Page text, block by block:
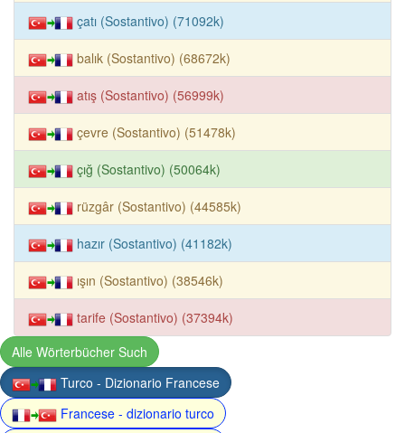
çatı (Sostantivo) (71092k)
balık (Sostantivo) (68672k)
atış (Sostantivo) (56999k)
çevre (Sostantivo) (51478k)
çığ (Sostantivo) (50064k)
rüzgâr (Sostantivo) (44585k)
hazır (Sostantivo) (41182k)
ışın (Sostantivo) (38546k)
tarife (Sostantivo) (37394k)
Alle Wörterbücher Such
Turco - Dizionario Francese
Francese - dizionario turco